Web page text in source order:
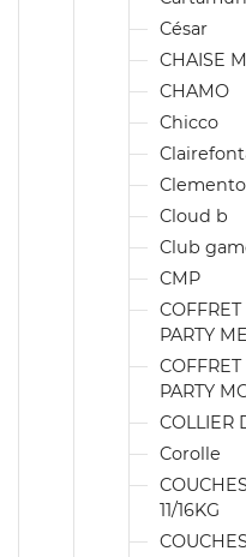
César
CHAISE
CHAMO
Chicco
Cloud b
Club
CMP
PARTY
PARTY
COLLIER
Corolle
11/16KG